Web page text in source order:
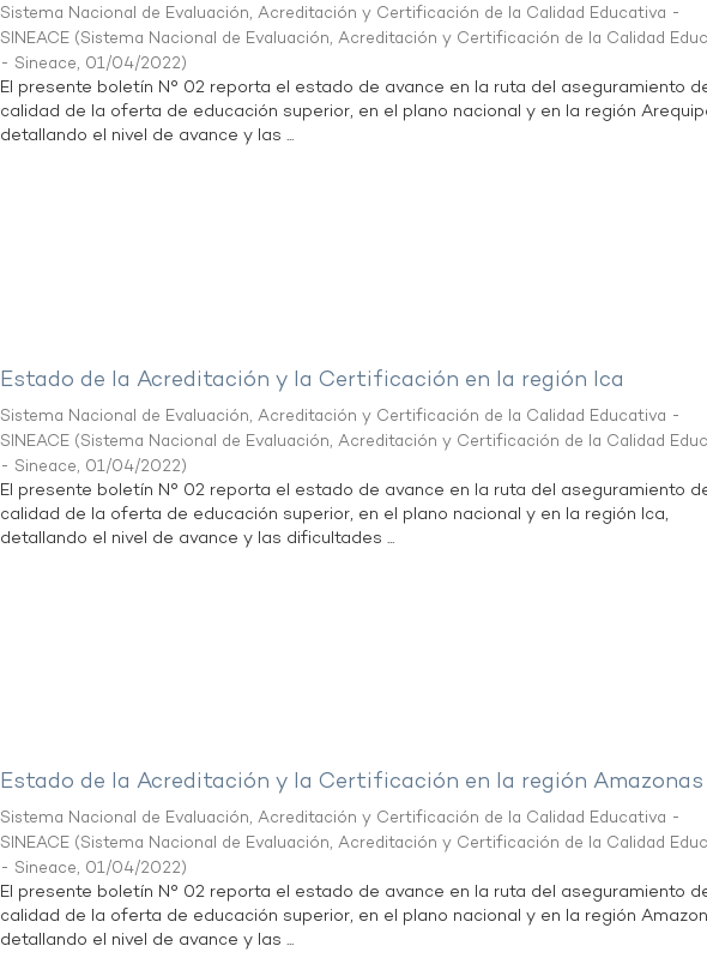
Sistema Nacional de Evaluación, Acreditación y Certificación de la Calidad Educativa -
SINEACE (Sistema Nacional de Evaluación, Acreditación y Certificación de la Calidad
- Sineace, 01/04/2022)
El presente boletín N° 02 reporta el estado de avance en la ruta del aseguramiento
calidad de la oferta de educación superior, en el plano nacional y en la región
detallando el nivel de avance y las ...
Estado de la Acreditación y la Certificación en la región Ica
Sistema Nacional de Evaluación, Acreditación y Certificación de la Calidad Educativa -
SINEACE (Sistema Nacional de Evaluación, Acreditación y Certificación de la Calidad
- Sineace, 01/04/2022)
El presente boletín N° 02 reporta el estado de avance en la ruta del aseguramiento
calidad de la oferta de educación superior, en el plano nacional y en la región Ica,
detallando el nivel de avance y las dificultades ...
Estado de la Acreditación y la Certificación en la región Amazonas
Sistema Nacional de Evaluación, Acreditación y Certificación de la Calidad Educativa -
SINEACE (Sistema Nacional de Evaluación, Acreditación y Certificación de la Calidad
- Sineace, 01/04/2022)
El presente boletín N° 02 reporta el estado de avance en la ruta del aseguramiento
calidad de la oferta de educación superior, en el plano nacional y en la región
detallando el nivel de avance y las ...